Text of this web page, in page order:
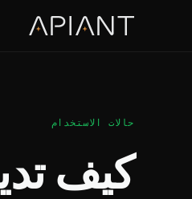
حالات الاستخدام